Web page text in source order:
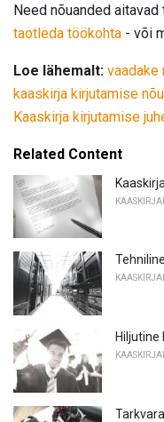
Need nõuanded
taotleda töökohta - või
Loe lähemalt: vaadake
kaaskirja kirjutamise
Kaaskirja kirjutamise
Related Content
Hiljutine